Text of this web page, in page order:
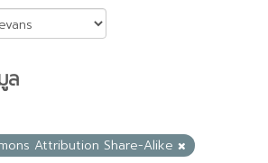
ล
Attribution Share-Alike